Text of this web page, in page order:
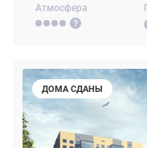
Атмосфера
ДОМА СДАНЫ